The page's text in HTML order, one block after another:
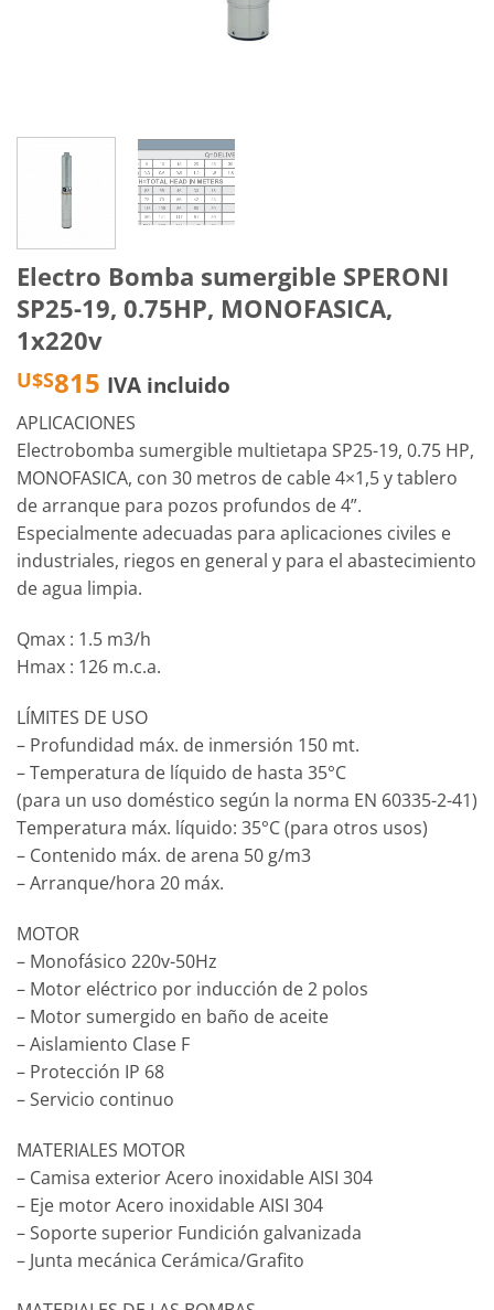
Electro Bomba sumergible SPERONI
SP25-19, 0.75HP, MONOFASICA,
1x220v
U$S815 IVA incluido
APLICACIONES
Electrobomba sumergible multietapa SP25-19, 0.75 HP,
MONOFASICA, con 30 metros de cable 4×1,5 y tablero
de arranque para pozos profundos de 4”.
Especialmente adecuadas para aplicaciones civiles e
industriales, riegos en general y para el abastecimiento
de agua limpia.
Qmax : 1.5 m3/h
Hmax : 126 m.c.a.
LÍMITES DE USO
– Profundidad máx. de inmersión 150 mt.
– Temperatura de líquido de hasta 35°C
(para un uso doméstico según la norma EN 60335-2-41)
Temperatura máx. líquido: 35°C (para otros usos)
– Contenido máx. de arena 50 g/m3
– Arranque/hora 20 máx.
MOTOR
– Monofásico 220v-50Hz
– Motor eléctrico por inducción de 2 polos
– Motor sumergido en baño de aceite
– Aislamiento Clase F
– Protección IP 68
– Servicio continuo
MATERIALES MOTOR
– Camisa exterior Acero inoxidable AISI 304
– Eje motor Acero inoxidable AISI 304
– Soporte superior Fundición galvanizada
– Junta mecánica Cerámica/Grafito